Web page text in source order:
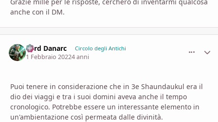
Grazie mille per le risposte, cercherò di inventarmi qualcosa
anche con il DM.
Lord Danarc Circolo degli Antichi
1 Febbraio 20224 anni
Puoi tenere in considerazione che in 3e Shaundaukul era il
dio dei viaggi e tra i suoi domini aveva anche il tempo
cronologico. Potrebbe essere un interessante elemento in
un'ambientazione così permeata dalle divinità.